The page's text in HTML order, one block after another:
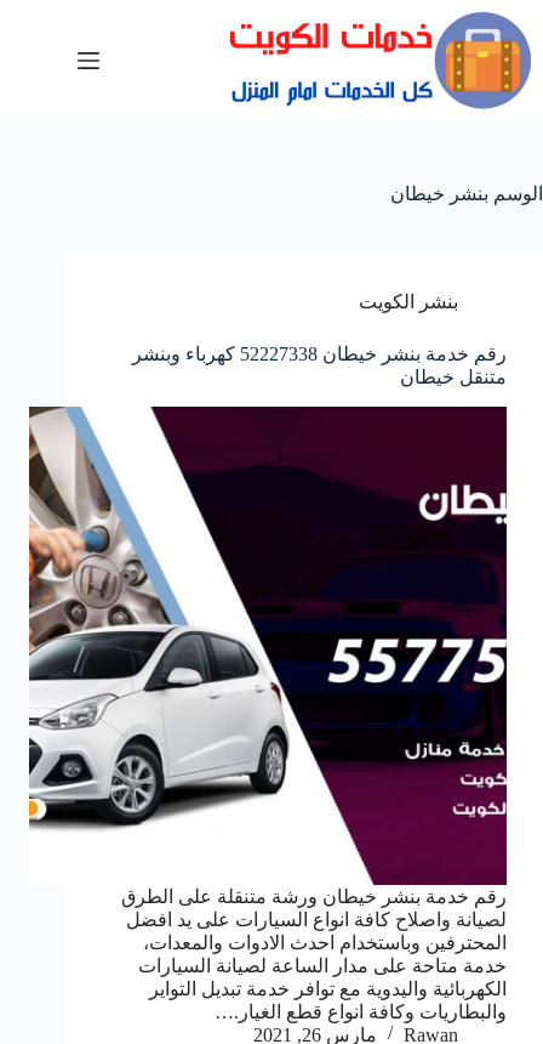
الوسم بنشر خيطان
بنشر الكويت
رقم خدمة بنشر خيطان 52227338 كهرباء وبنشر
متنقل خيطان
رقم خدمة بنشر خيطان ورشة متنقلة على الطرق
لصيانة واصلاح كافة انواع السيارات على يد افضل
المحترفين وباستخدام احدث الادوات والمعدات،
خدمة متاحة على مدار الساعة لصيانة السيارات
الكهربائية واليدوية مع توافر خدمة تبديل التواير
والبطاريات وكافة انواع قطع الغيار.…
Rawan
مارس 26, 2021